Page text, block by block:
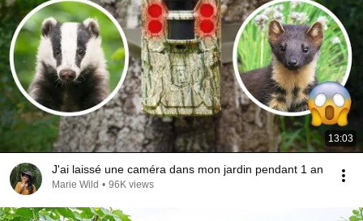
13:03
J'ai laissé une caméra dans mon jardin pendant 1 an
Marie Wild • 96K views